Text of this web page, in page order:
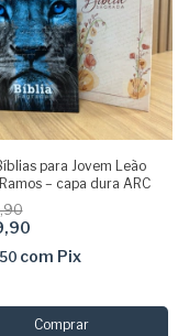
para Jovem Leão
– capa dura ARC
com Pix